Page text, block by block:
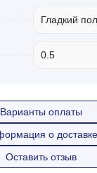
Гладкий
0.5
Варианты оплаты
о доставке
Оставить отзыв